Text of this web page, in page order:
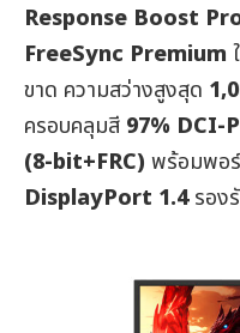
Response Boost
FreeSync Premium
ขาด ความสว่างสูงสุด
ครอบคลุมสี 97% DCI-
(8-bit+FRC) พร้อมพอ
DisplayPort 1.4รอง